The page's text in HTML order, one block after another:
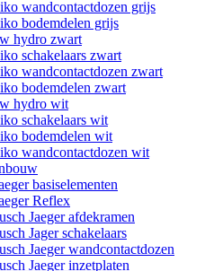
wandcontactdozen grijs
bodemdelen grijs
hydro zwart
schakelaars zwart
wandcontactdozen zwart
bodemdelen zwart
hydro wit
schakelaars wit
bodemdelen wit
wandcontactdozen wit
basiselementen
Reflex
Jaeger afdekramen
Jager schakelaars
Jaeger wandcontactdozen
Jaeger inzetplaten